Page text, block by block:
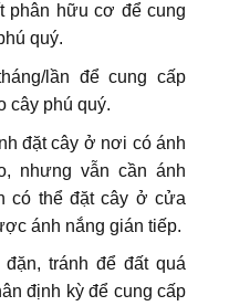
phân hữu cơ để cung
quý.
lần để cung cấp
cây phú quý.
đặt cây ở nơi có ánh
nhưng vẫn cần ánh
có thể đặt cây ở cửa
ánh nắng gián tiếp.
tránh để đất quá
định kỳ để cung cấp